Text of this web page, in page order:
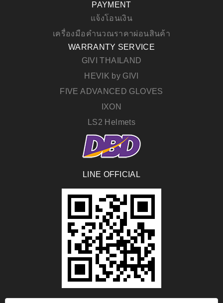
PAYMENT
แจ้งโอนเงิน
เครื่องมือคำนวณราคาผ่อนสินค้า
WARRANTY SERVICE
GIVI THAILAND
HEVIK by GIVI
FIVE ADVANCED GLOVES
IXON
LS2 Helmets
LINE OFFICIAL